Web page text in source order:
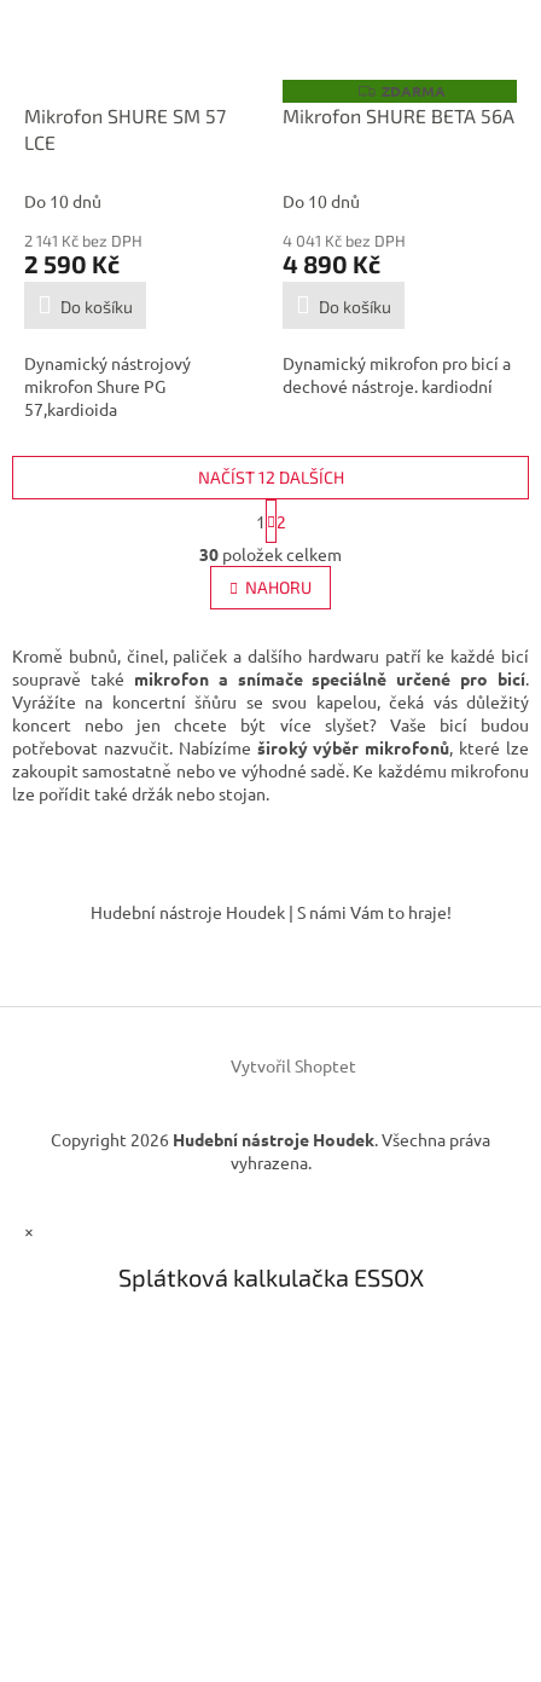
Mikrofon SHURE SM 57
LCE
Do 10 dnů
2 141 Kč bez DPH
2 590 Kč
Do košíku
Dynamický nástrojový
mikrofon Shure PG
57,kardioida
Z
D
A
ZDARMA
Mikrofon SHURE BETA 56A
Do 10 dnů
4 041 Kč bez DPH
4 890 Kč
Do košíku
Dynamický mikrofon pro bicí a
dechové nástroje. kardiodní
O
v
l
á
a
c
í
p
r
v
k
i
NAČÍST 12 DALŠÍCH
t
r
á
n
k
v
á
í
1
2
30 položek celkem
NAHORU
Kromě bubnů, činel, paliček a dalšího hardwaru patří ke každé bicí
soupravě také mikrofon a snímače speciálně určené pro bicí.
Vyrážíte na koncertní šňůru se svou kapelou, čeká vás důležitý
koncert nebo jen chcete být více slyšet? Vaše bicí budou
potřebovat nazvučit. Nabízíme široký výběr mikrofonů, které lze
zakoupit samostatně nebo ve výhodné sadě. Ke každému mikrofonu
lze pořídit také držák nebo stojan.
í
Hudební nástroje Houdek | S námi Vám to hraje!
Vytvořil Shoptet
Copyright 2026 Hudební nástroje Houdek. Všechna práva
vyhrazena.
×
Splátková kalkulačka ESSOX